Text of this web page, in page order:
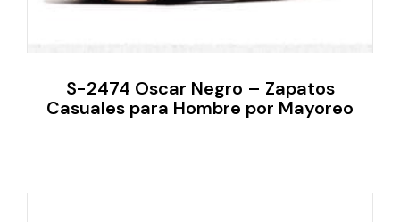
S-2474 Oscar Negro – Zapatos
Casuales para Hombre por Mayoreo